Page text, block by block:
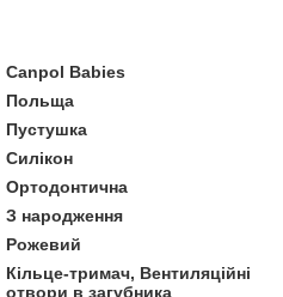
Canpol Babies
Польща
Пустушка
Силікон
Ортодонтична
З народження
Рожевий
Кільце-тримач, Вентиляційні
отвори в загубника